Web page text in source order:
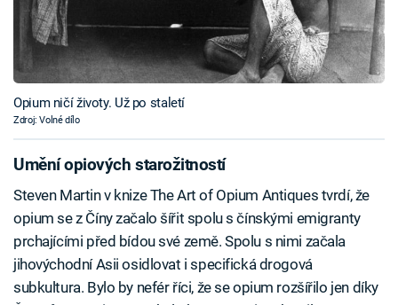
Opium ničí životy. Už po staletí
Zdroj: Volné dílo
Umění opiových starožitností
Steven Martin v knize The Art of Opium Antiques tvrdí, že
opium se z Číny začalo šířit spolu s čínskými emigranty
prchajícími před bídou své země. Spolu s nimi začala
jihovýchodní Asii osidlovat i specifická drogová
subkultura. Bylo by nefér říci, že se opium rozšířilo jen díky